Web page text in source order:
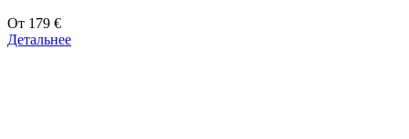
Цены
от
От 179 €
Детальнее